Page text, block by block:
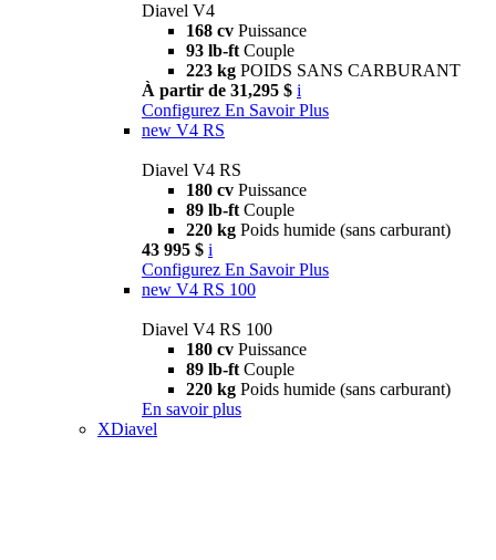
Diavel V4
168 cv Puissance
93 lb-ft Couple
223 kg POIDS SANS CARBURANT
À partir de 31,295 $ i
Configurez En Savoir Plus
new V4 RS
Diavel V4 RS
180 cv Puissance
89 lb-ft Couple
220 kg Poids humide (sans carburant)
43 995 $ i
Configurez En Savoir Plus
new V4 RS 100
Diavel V4 RS 100
180 cv Puissance
89 lb-ft Couple
220 kg Poids humide (sans carburant)
En savoir plus
XDiavel